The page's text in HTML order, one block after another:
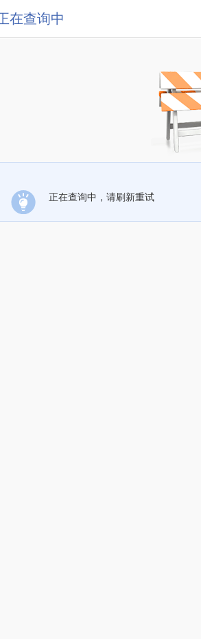
在查询中
正在查询中，请刷新重试